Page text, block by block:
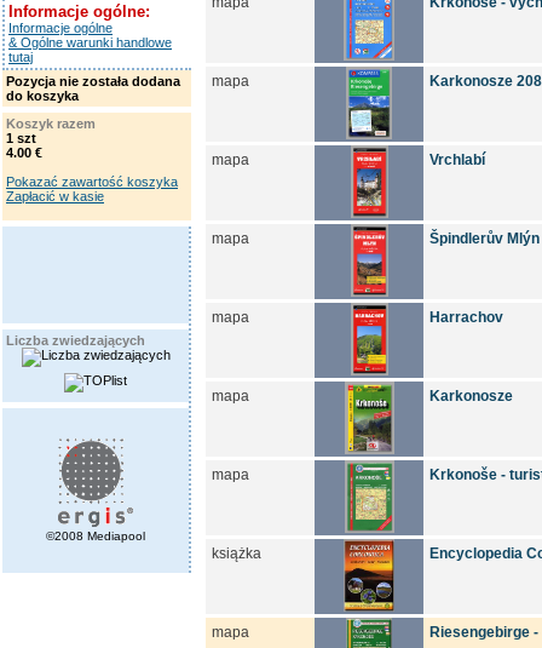
Informacje ogólne:
Informacje ogólne
& Ogólne warunki handlowe
tutaj
Pozycja nie została dodana
do koszyka
Koszyk razem
1 szt
4.00 €
Pokazać zawartość koszyka
Zapłacić w kasie
Liczba zwiedzających
©2008 Mediapool
mapa Karkonosze
mapa Vrchlabí
mapa Špindlerův Mlýn
mapa Harrachov
mapa Karkonosze
mapa Krkonoše -
książka Encyclopedia
mapa Riesengebirge